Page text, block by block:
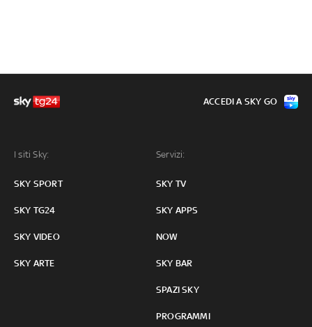
I siti Sky:
SKY SPORT
SKY TG24
SKY VIDEO
SKY ARTE
Servizi:
SKY TV
SKY APPS
NOW
SKY BAR
SPAZI SKY
PROGRAMMI
ACCEDI A SKY GO